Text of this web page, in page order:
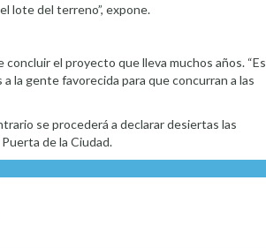
lote del terreno”, expone.
el proyecto que lleva muchos años. “Es
la gente favorecida para que concurran a las
se procederá a declarar desiertas las
de la Ciudad.